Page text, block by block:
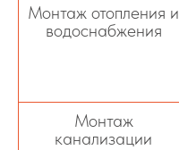
Монтаж отопления и
водоснабжения
Монтаж
канализации